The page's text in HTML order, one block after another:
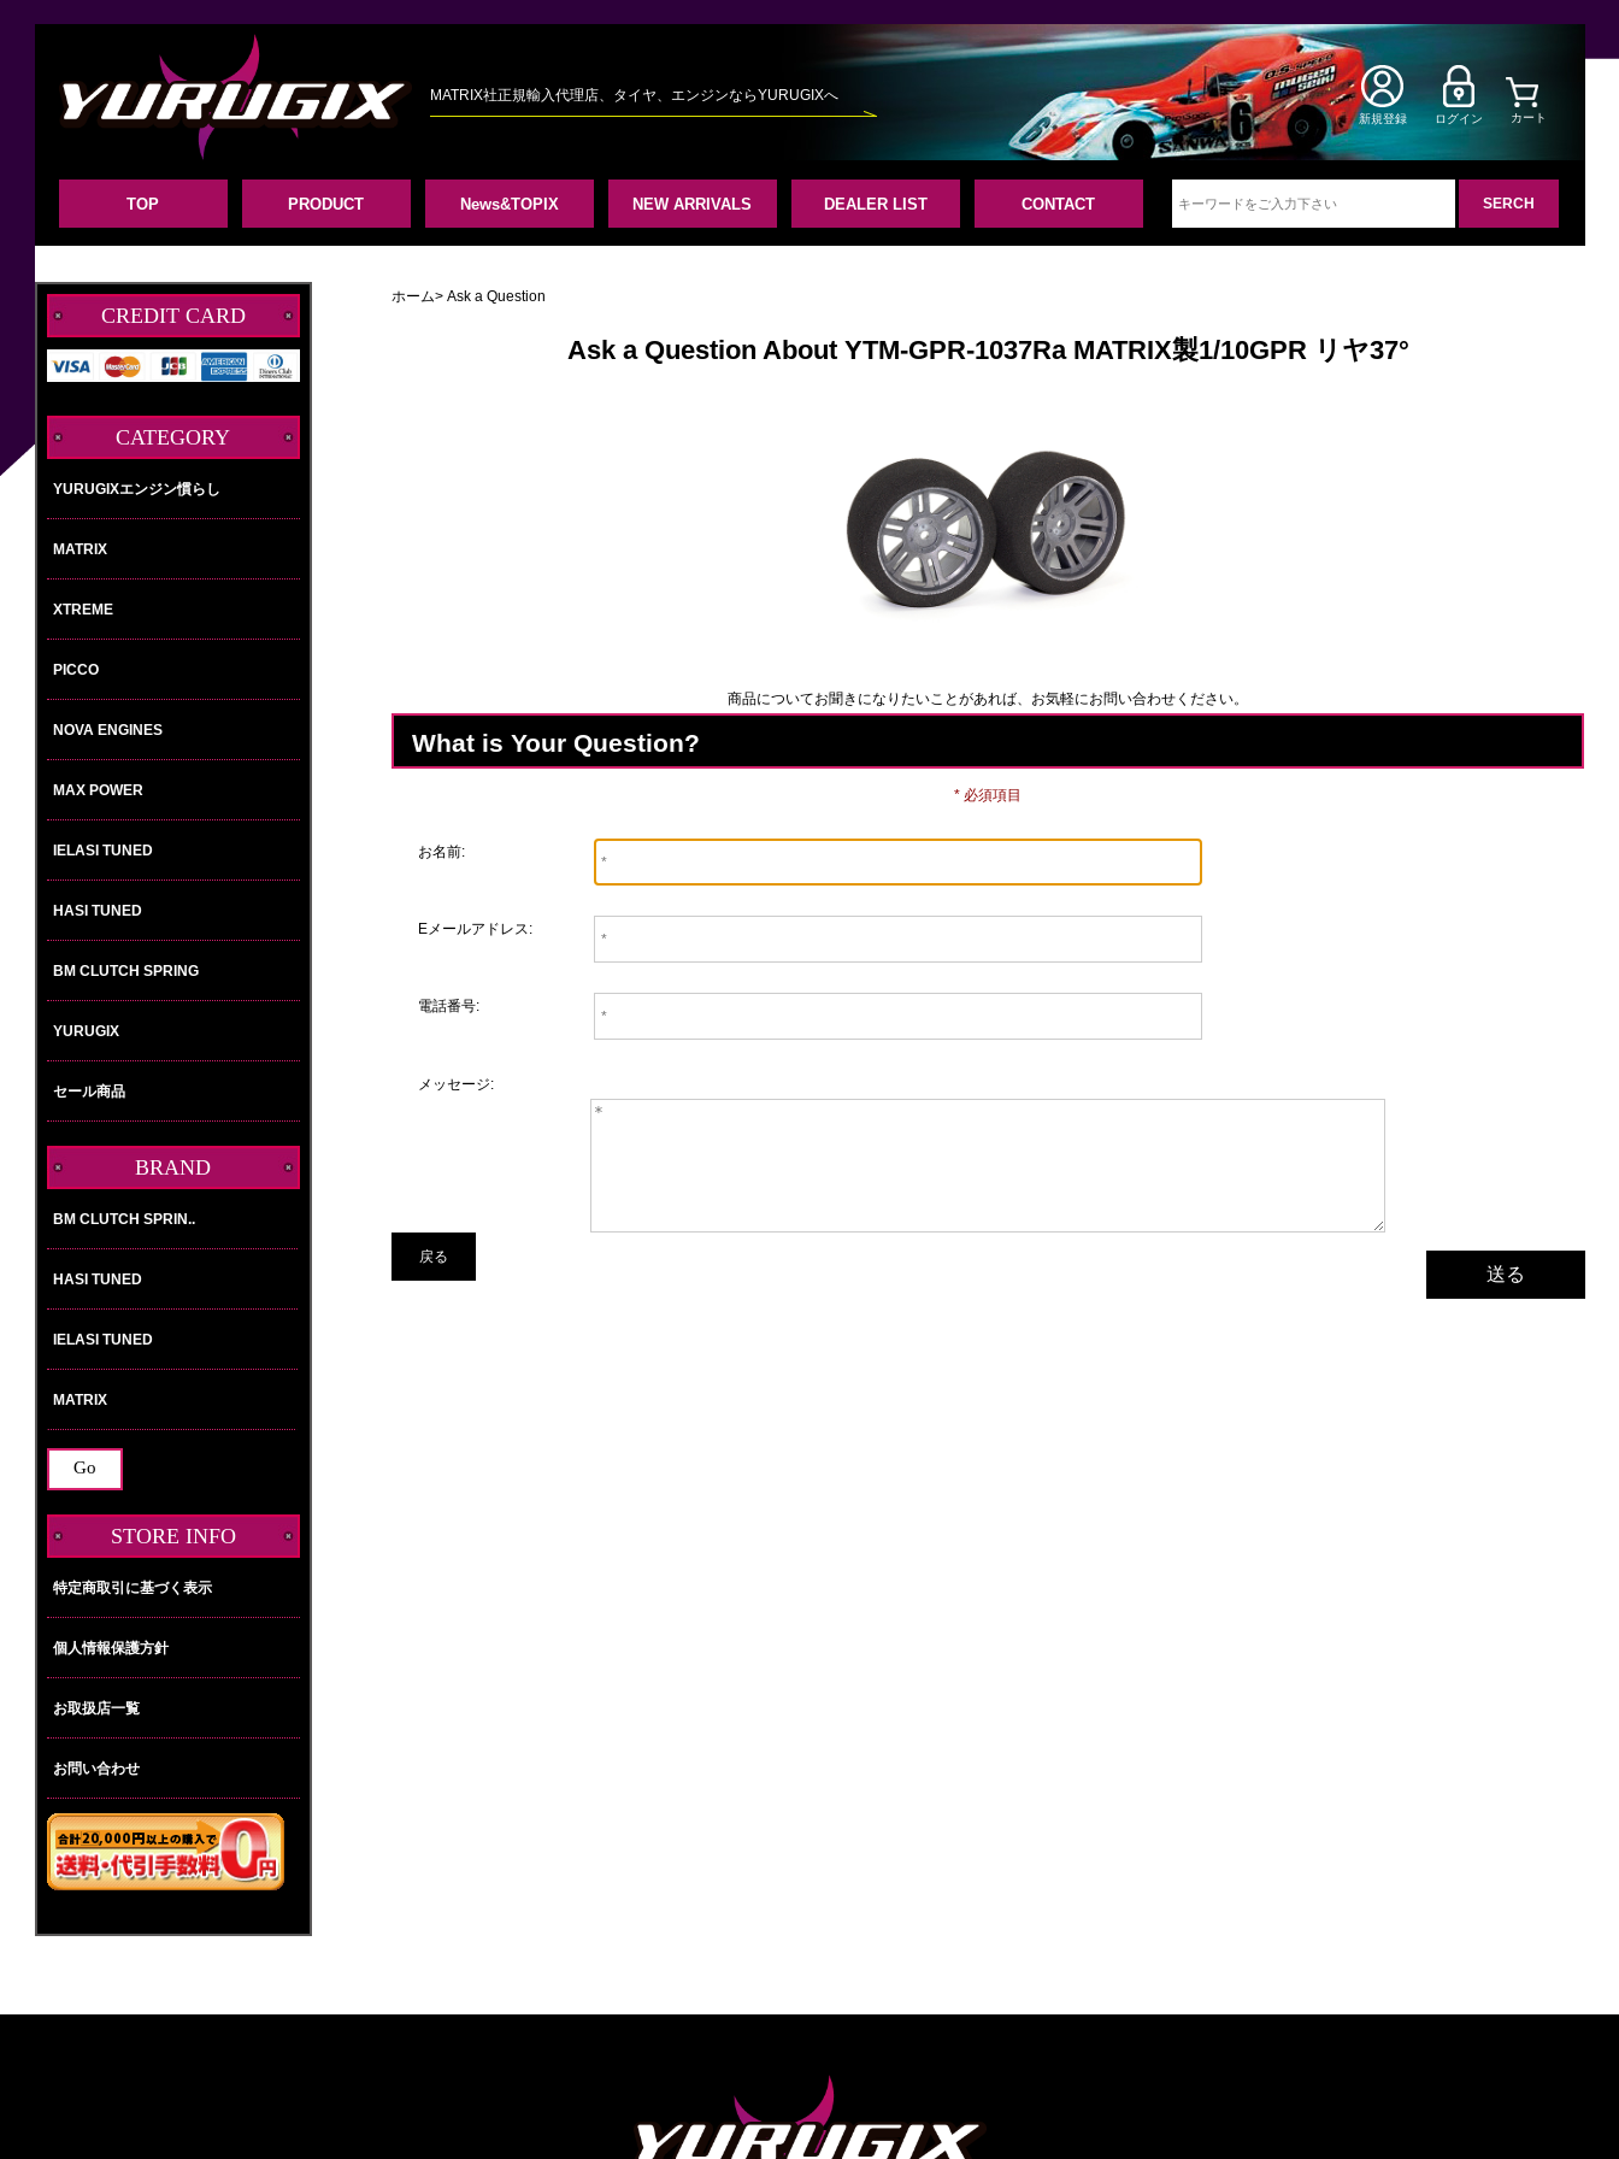
MATRIX社正規輸入代理店、タイヤ、エンジンならYURUGIXへ
新規登録 ログイン カート
TOP PRODUCT News&TOPIX NEW ARRIVALS DEALER LIST CONTACT
CREDIT CARD
CATEGORY
YURUGIXエンジン慣らし
MATRIX
XTREME
PICCO
NOVA ENGINES
MAX POWER
IELASI TUNED
HASI TUNED
BM CLUTCH SPRING
YURUGIX
セール商品
BRAND
択
さ
STORE INFO
特定商取引に基づく表示
個人情報保護方針
お取扱店一覧
お問い合わせ
ホーム> Ask a Question
Ask a Question About YTM-GPR-1037Ra MATRIX製1/10GPR リヤ37°
商品についてお聞きになりたいことがあれば、お気軽にお問い合わせください。
What is Your Question?
* 必須項目
お名前:
Eメールアドレス:
電話番号:
メッセージ:
戻る